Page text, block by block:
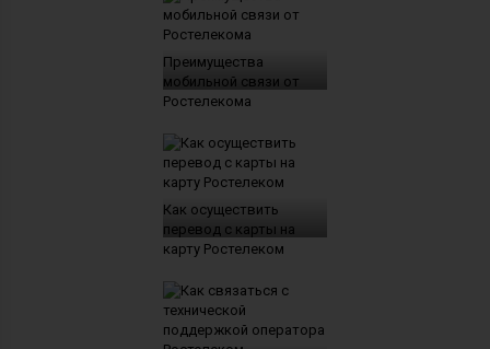
Преимущества
мобильной связи от
Ростелекома
Как осуществить
перевод с карты на
карту Ростелеком